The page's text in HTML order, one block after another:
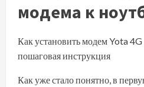
модема к
Как установить модем Yota
пошаговая инструкция
Как уже стало понятно, в